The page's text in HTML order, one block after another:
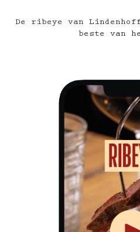
De ribeye van
beste van